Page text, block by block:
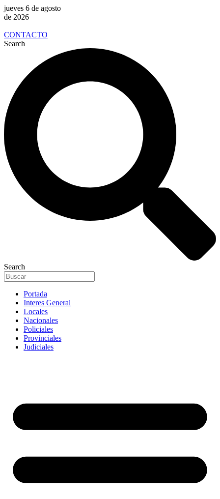
jueves 6 de agosto
de 2026
CONTACTO
Search
Search
Portada
Interes General
Locales
Nacionales
Policiales
Provinciales
Judiciales